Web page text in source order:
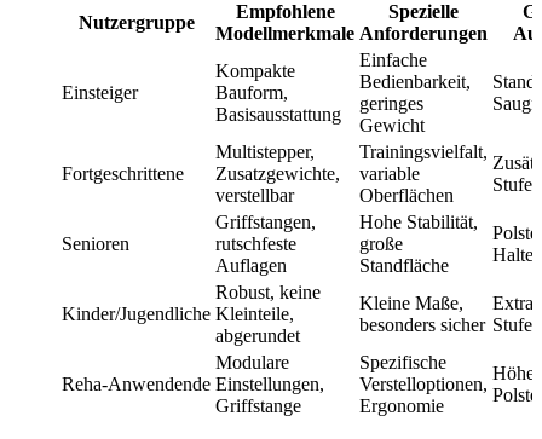
Nutzergruppe
Empfohlene
Modellmerkmale
Spezielle
Anforderungen
Einsteiger
Kompakte
Bauform,
Basisausstattung
Einfache
Bedienbarkeit,
geringes
Gewicht
Fortgeschrittene
Multistepper,
Zusatzgewichte,
verstellbar
Trainingsvielfalt,
variable
Oberflächen
Senioren
Griffstangen,
rutschfeste
Auflagen
Hohe Stabilität,
große
Standfläche
Kinder/Jugendliche
Robust, keine
Kleinteile,
abgerundet
Kleine Maße,
besonders sicher
Extra-
Stufen
Reha-Anwendende
Modulare
Einstellungen,
Griffstange
Spezifische
Verstelloptionen,
Ergonomie